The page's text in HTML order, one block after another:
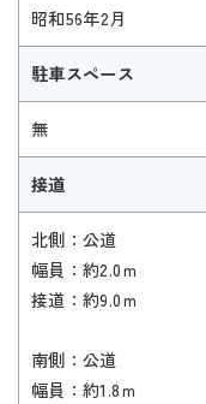
昭和56年2月
駐車スペース
無
接道
北側：公道
幅員：約2.0ｍ
接道：約9.0ｍ
南側：公道
幅員：約1.8ｍ